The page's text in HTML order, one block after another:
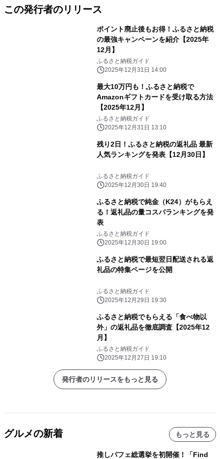
この発行者のリリース
ポイント廃止後もお得！ふるさと納税
の最強キャンペーンを紹介【2025年
12月】
ふるさと納税ガイド
2025年12月31日 14:00
最大10万円も！ふるさと納税で
Amazonギフトカードを受け取る方法
【2025年12月】
ふるさと納税ガイド
2025年12月31日 13:10
残り2日！ふるさと納税の返礼品 最新
人気ランキングを発表【12月30日】
ふるさと納税ガイド
2025年12月30日 19:40
ふるさと納税で純金（K24）がもらえ
る！返礼品の量コスパランキングを発
表
ふるさと納税ガイド
2025年12月30日 19:00
ふるさと納税で最短翌日配送される返
礼品の特集ページを公開
ふるさと納税ガイド
2025年12月29日 19:30
ふるさと納税でもらえる「食べ物以
外」の返礼品を徹底調査【2025年12
月】
ふるさと納税ガイド
2025年12月27日 19:10
発行者のリリースをもっと見る
グルメの新着 もっと見る
推しパフェ総選挙を初開催！「Find